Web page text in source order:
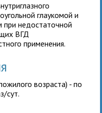
глаукомой и
недостаточной
ВГД
применения.
возраста) - по
сут.